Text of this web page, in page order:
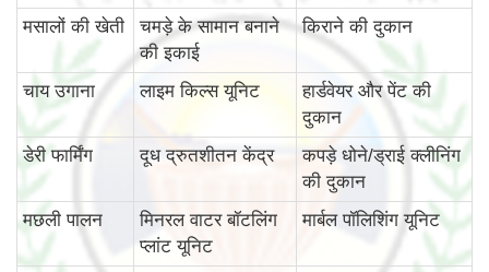
मसालों की खेती
चमड़े के सामान बनाने
की इकाई
किराने की दुकान
चाय उगाना लाइम किल्स यूनिट
हार्डवेयर और पेंट की
दुकान
डेरी फार्मिंग
दूध द्रुतशीतन केंद्र
कपड़े धोने/ड्राई क्लीनिंग
की दुकान
मछली पालन
मिनरल वाटर बॉटलिंग
प्लांट यूनिट
मार्बल पॉलिशिंग यूनिट